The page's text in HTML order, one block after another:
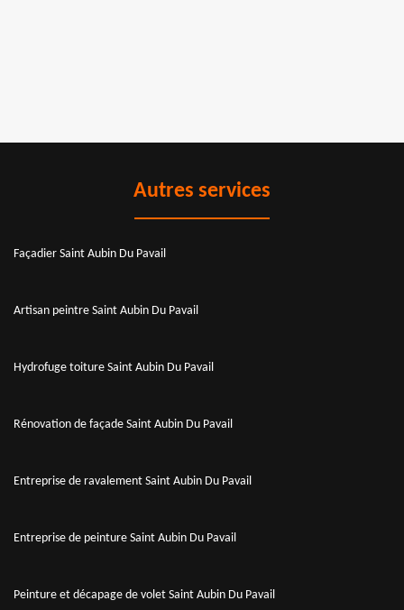
Autres services
Façadier Saint Aubin Du Pavail
Artisan peintre Saint Aubin Du Pavail
Hydrofuge toiture Saint Aubin Du Pavail
Rénovation de façade Saint Aubin Du Pavail
Entreprise de ravalement Saint Aubin Du Pavail
Entreprise de peinture Saint Aubin Du Pavail
Peinture et décapage de volet Saint Aubin Du Pavail